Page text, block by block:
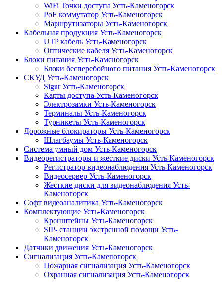
WiFi Точки доступа Усть-Каменогорск
PoE коммутатор Усть-Каменогорск
Маршрутизаторы Усть-Каменогорск
Кабельная продукция Усть-Каменогорск
UTP кабель Усть-Каменогорск
Оптические кабеля Усть-Каменогорск
Блоки питания Усть-Каменогорск
Блоки бесперебойного питания Усть-Каменогорск
СКУД Усть-Каменогорск
Sigur Усть-Каменогорск
Карты доступа Усть-Каменогорск
Электрозамки Усть-Каменогорск
Терминалы Усть-Каменогорск
Турникеты Усть-Каменогорск
Дорожные блокираторы Усть-Каменогорск
Шлагбаумы Усть-Каменогорск
Система умный дом Усть-Каменогорск
Видеорегистраторы и жесткие диски Усть-Каменогорск
Регистратор видеонаблюдения Усть-Каменогорск
Видеосервер Усть-Каменогорск
Жесткие диски для видеонаблюдения Усть-
Каменогорск
Софт видеоаналитика Усть-Каменогорск
Комплектующие Усть-Каменогорск
Кронштейны Усть-Каменогорск
SIP- станции экстренной помощи Усть-
Каменогорск
Датчики движения Усть-Каменогорск
Сигнализация Усть-Каменогорск
Пожарная сигнализация Усть-Каменогорск
Охранная сигнализация Усть-Каменогорск